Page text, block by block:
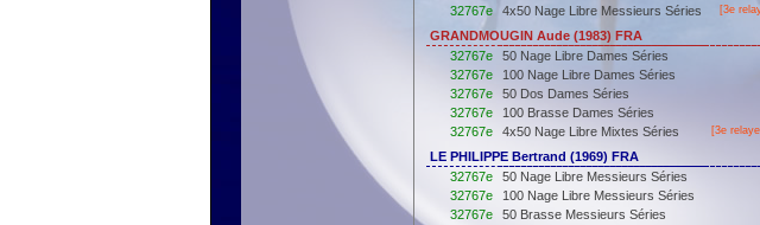
32767e 4x50 Nage Libre Messieurs Séries [3e
GRANDMOUGIN Aude (1983) FRA
32767e
50 Nage Libre Dames Séries
32767e 100 Nage Libre Dames Séries
32767e 50 Dos Dames Séries
32767e 100 Brasse Dames Séries
32767e 4x50 Nage Libre Mixtes Séries [3e
LE PHILIPPE Bertrand (1969) FRA
32767e
50 Nage Libre Messieurs Séries
32767e 100 Nage Libre Messieurs Séries
32767e 50 Brasse Messieurs Séries